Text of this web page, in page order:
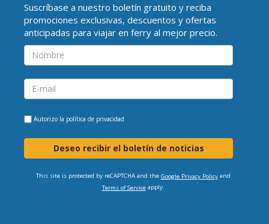
Suscríbase a nuestro boletín gratuito y reciba
promociones exclusivas, descuentos y ofertas
anticipadas para viajar en ferry al mejor precio.
Autorizo la política de privacidad
Deseo recibir el boletín de noticias
This site is protected by reCAPTCHA and the Google Privacy Policyand
Terms of Serviceapply.